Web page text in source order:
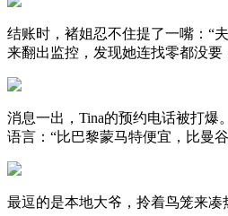
结账时，褚姐忍不住提了一嘴：“
来翻出监控，发现她连找零都没
消息一出，Tina的预约电话被打爆
语言：“比巴黎蒙马特便宜，比曼
最逗的是本地大爷，拎着鸟笼来